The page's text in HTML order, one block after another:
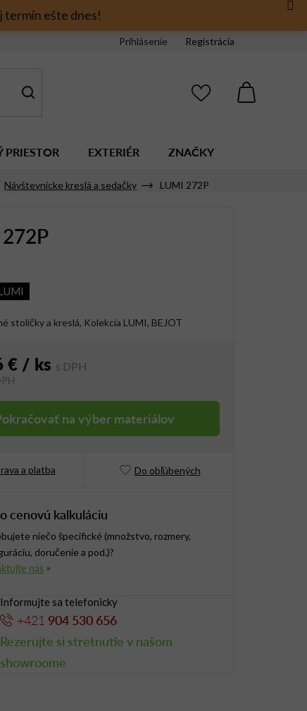
termín ešte dnes!
Prihlásenie Registrácia
PRIESTOR EXTERIÉR ZNAČKY
Návštevnícke kreslá a sedačky LUMI 272P
stoličky a kreslá, Kolekcia LUMI, BEJOT
€ / ks
na výber materiálov
a platba Do obľúbených
cenovú kalkuláciu
niečo špecifické (množstvo, rozmery,
doručenie a pod.)?
Informujte sa telefonicky
+421 904 530 656
Rezerujte si stretnutie v našom
showroome